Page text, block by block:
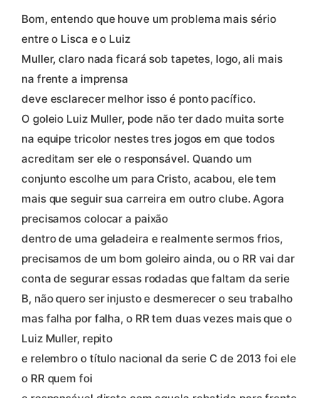
Bom, entendo que houve um problema mais sério
entre o Lisca e o Luiz
Muller, claro nada ficará sob tapetes, logo, ali mais
na frente a imprensa
deve esclarecer melhor isso é ponto pacífico.
O goleio Luiz Muller, pode não ter dado muita sorte
na equipe tricolor nestes tres jogos em que todos
acreditam ser ele o responsável. Quando um
conjunto escolhe um para Cristo, acabou, ele tem
mais que seguir sua carreira em outro clube. Agora
precisamos colocar a paixão
dentro de uma geladeira e realmente sermos frios,
precisamos de um bom goleiro ainda, ou o RR vai dar
conta de segurar essas rodadas que faltam da serie
B, não quero ser injusto e desmerecer o seu trabalho
mas falha por falha, o RR tem duas vezes mais que o
Luiz Muller, repito
e relembro o título nacional da serie C de 2013 foi ele
o RR quem foi